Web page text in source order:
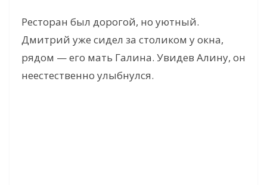
Ресторан был дорогой, но уютный.
Дмитрий уже сидел за столиком у окна,
рядом — его мать Галина. Увидев Алину, он
неестественно улыбнулся.